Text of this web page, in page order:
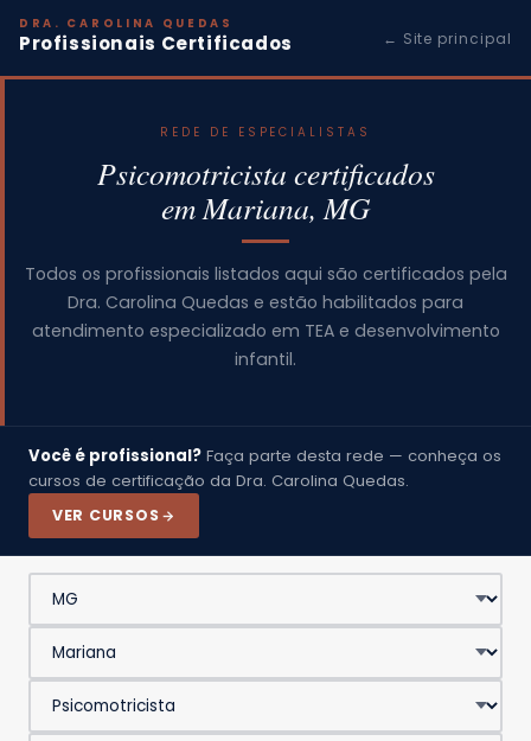
DRA. CAROLINA QUEDAS
Profissionais Certificados ← Site principal
REDE DE ESPECIALISTAS
Psicomotricista certificados
em Mariana, MG
Todos os profissionais listados aqui são certificados pela
Dra. Carolina Quedas e estão habilitados para
atendimento especializado em TEA e desenvolvimento
infantil.
Você é profissional? Faça parte desta rede — conheça os
cursos de certificação da Dra. Carolina Quedas.
VER CURSOS